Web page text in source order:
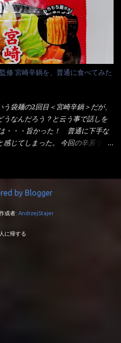
ワイトカップ丼型です。 こちら
、スープも満遍なく全体に行き渡
具とスープは最後に移すとこうな
！ やはり一部粉末スープが縦型
、ぜーんぶ箸等で落としてホワイ
、カップヌードルとしては太く平
ン中本の麺 蒙古タンメンの方
厚みがあるような・・・ 食感
同じ。 湯に戻りやすい特性が強
・・・ ■カップヌードル激辛味噌 ■
も箸で持ち上げた感じは、重
な麺と云っていいかもしれな
トか...
数年は、カップ麺の方が話題性も
性の無いのを食べても・・・しょ
が無いのに、外国の人には尚更ね
番】と云われる程だが、10年位前
『マルちゃん正麺』と云われる商
の役所広司を起用したCMで一躍
ライバルとして日清から【ラ王】
のラーメン屋さん】は、袋麺と
・ 事実ラ王は、HPでは別扱い！
たの扱い。 袋麺はスープは粉末
ら味は・・・イマイチ（小生感
在のインスタント麺では、最先
泣いているから・・・買いまし
！ トッピングは生憎とモヤシの
だ！鍋に湯を沸かしキャベツをボ
理お鉄人MC風に）以前の麺は白ぽ
修 宮崎辛鍋を、普通に食べてみた
袋麺の2回目＜宮崎辛鍋＞だが、
うなんだろう？と云う事で話しを
・・・旨かった！ 普通に下手な
感じてしまった。 今回の辛系ラー
をイメージした唐辛子の辛みと
く合う麺が付いて〆まで楽しめま
粗い唐辛子がくせになる味わ
塩、豚･鶏エキス（小麦・大豆・
by Blogger
成者: AndrzejStajer
に帰する